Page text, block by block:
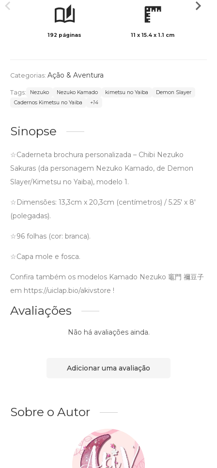
192 páginas 11 x 15.4 x 1.1 cm
Categorias: Ação & Aventura
Tags: Nezuko Nezuko Kamado kimetsu no Yaiba
Demon Slayer
Cadernos Kimetsu no Yaiba
+14
Sinopse
☆Caderneta brochura personalizada – Chibi Nezuko
Sakuras (da personagem Nezuko Kamado, de Demon
Slayer/Kimetsu no Yaiba), modelo 1.
☆Dimensões: 13,3cm x 20,3cm (centímetros) / 5.25′ x 8′
(polegadas).
☆96 folhas (cor: branca).
☆Capa mole e fosca.
Confira também os modelos Kamado Nezuko 竈門 禰豆子
em https://uiclap.bio/akivstore !
Avaliações
Não há avaliações ainda.
Adicionar uma avaliação
Sobre o Autor